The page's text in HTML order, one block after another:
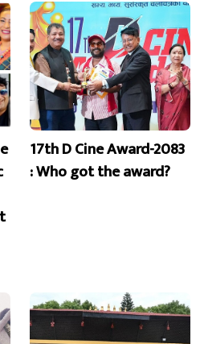
17th D Cine Award-2083
: Who got the award?